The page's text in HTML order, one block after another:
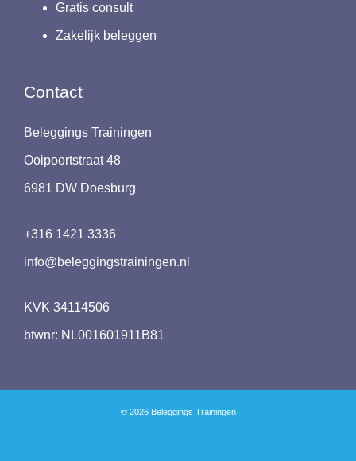
Gratis consult
Zakelijk beleggen
Contact
Beleggings Trainingen
Ooipoortstraat 48
6981 DW Doesburg
+316 1421 3336
info@beleggingstrainingen.nl
KVK 34114506
btwnr: NL001601911B81
© 2026 Beleggings Trainingen